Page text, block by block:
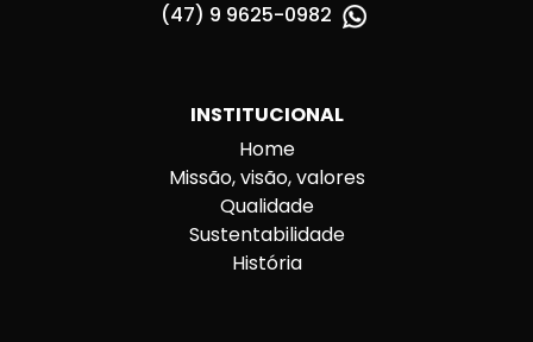
(47) 9 9625-0982
INSTITUCIONAL
Home
Missão, visão, valores
Qualidade
Sustentabilidade
História